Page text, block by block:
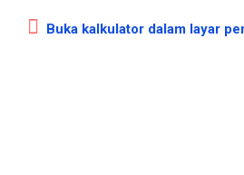
Buka kalkulator dalam layar